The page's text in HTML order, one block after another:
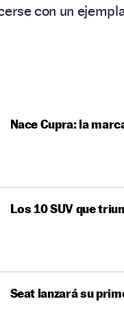
con un
Nace Cupra: la
Los 10 SUV que
Seat lanzará su